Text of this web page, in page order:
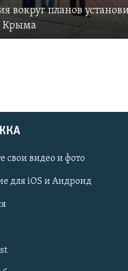
вокруг планов
свои видео и фото
для iOS и Андроид